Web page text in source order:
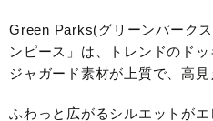
Green Parks(グリーンパーク
ンピース」は、トレンドのド
ジャガード素材が上質で、高見
ふわっと広がるシルエットが